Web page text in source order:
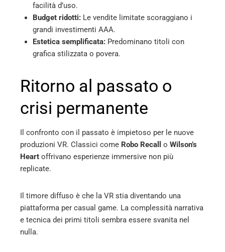
facilità d’uso.
Budget ridotti: Le vendite limitate scoraggiano i
grandi investimenti AAA.
Estetica semplificata: Predominano titoli con
grafica stilizzata o povera.
Ritorno al passato o
crisi permanente
Il confronto con il passato è impietoso per le nuove
produzioni VR. Classici come Robo Recall o Wilson’s
Heart offrivano esperienze immersive non più
replicate.
Il timore diffuso è che la VR stia diventando una
piattaforma per casual game. La complessità narrativa
e tecnica dei primi titoli sembra essere svanita nel
nulla.